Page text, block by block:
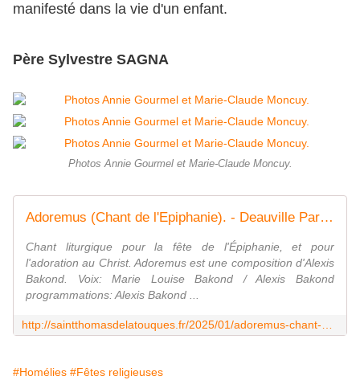
manifesté dans la vie d'un enfant.
Père Sylvestre SAGNA
Photos Annie Gourmel et Marie-Claude Moncuy.
Adoremus (Chant de l'Epiphanie). - Deauville Paroisse Notre Dame de la Côte fleurie
Chant liturgique pour la fête de l'Épiphanie, et pour
l'adoration au Christ. Adoremus est une composition d'Alexis
Bakond. Voix: Marie Louise Bakond / Alexis Bakond
programmations: Alexis Bakond ...
#Homélies #Fêtes religieuses